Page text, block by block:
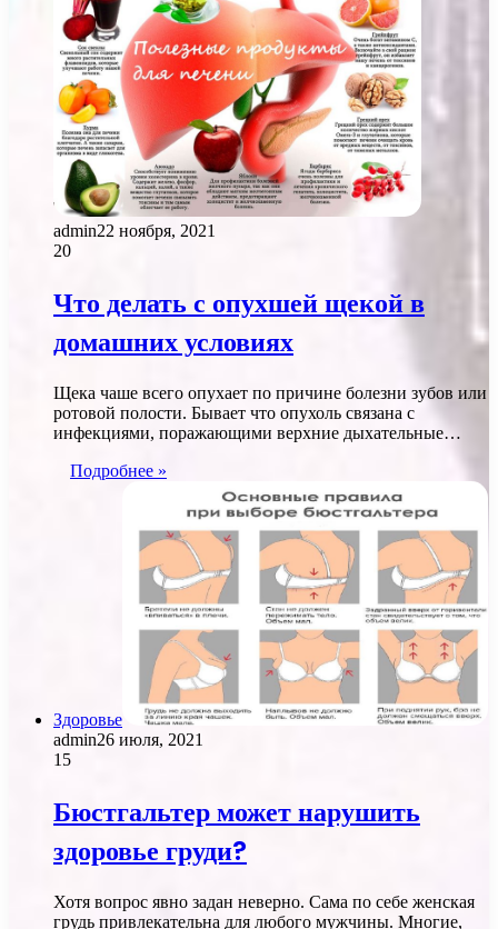
admin22 ноября, 2021
20
Что делать с опухшей щекой в
домашних условиях
Щека чаше всего опухает по причине болезни зубов или
ротовой полости. Бывает что опухоль связана с
инфекциями, поражающими верхние дыхательные…
Подробнее »
Здоровье
admin26 июля, 2021
15
Бюстгальтер может нарушить
здоровье груди?
Хотя вопрос явно задан неверно. Сама по себе женская
грудь привлекательна для любого мужчины. Многие,